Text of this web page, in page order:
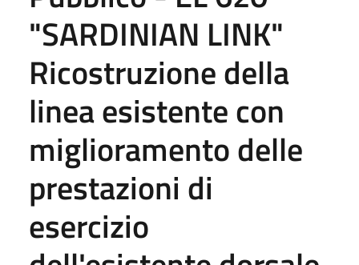
"SARDINIAN LINK"
Ricostruzione della
linea esistente con
miglioramento delle
prestazioni di
esercizio